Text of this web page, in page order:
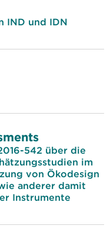
IND und IDN
542 über die
im
von Ökodesign
anderer damit
Instrumente